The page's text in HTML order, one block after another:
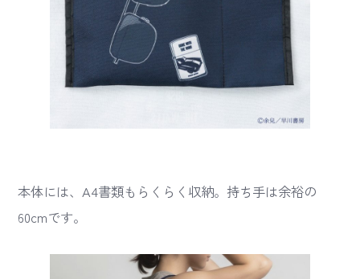
本体には、A4書類もらくらく収納。持ち手は余裕の
60cmです。